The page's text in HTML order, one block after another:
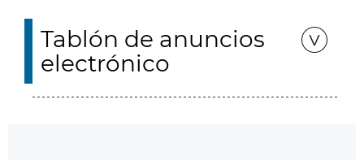
Tablón de anuncios
electrónico